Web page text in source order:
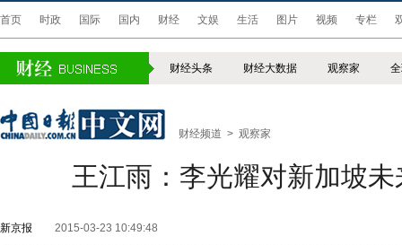
首页 时政 国际 国内 财经 文娱 生活 图片 视频 专栏
财经头条 财经大数据 观察家
财经频道 > 观察家
王江雨：李光耀对新加坡
新京报 2015-03-23 10:49:48